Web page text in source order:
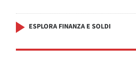
ESPLORA FINANZA E SOLDI